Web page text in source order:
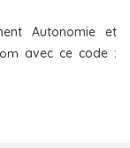
Autonomie et
avec ce code :